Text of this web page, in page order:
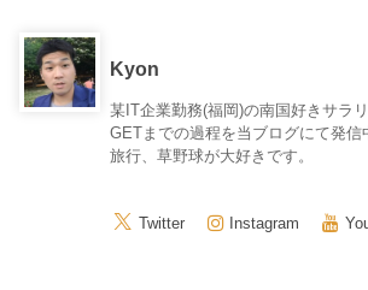
Kyon
某IT企業勤務(福岡)の南国好きサラ
GETまでの過程を当ブログにて発
旅行、草野球が大好きです。
Twitter Instagram